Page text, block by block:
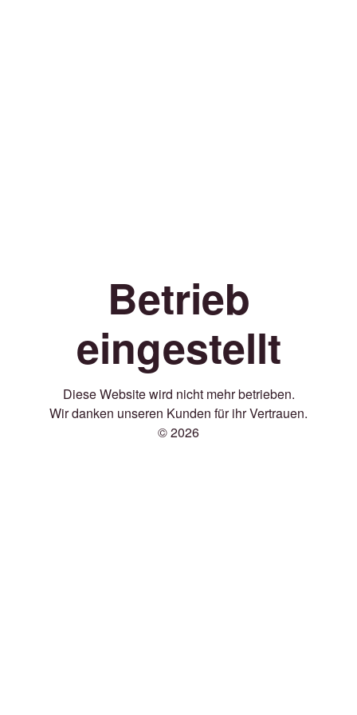
Betrieb
eingestellt
Diese Website wird nicht mehr betrieben.
Wir danken unseren Kunden für ihr Vertrauen.
© 2026